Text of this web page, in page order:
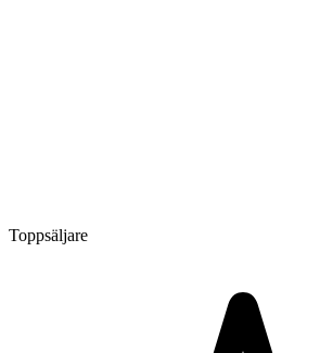
Toppsäljare